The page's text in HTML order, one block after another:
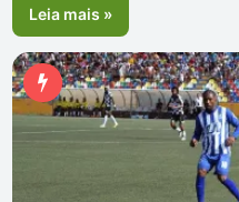
Leia mais »